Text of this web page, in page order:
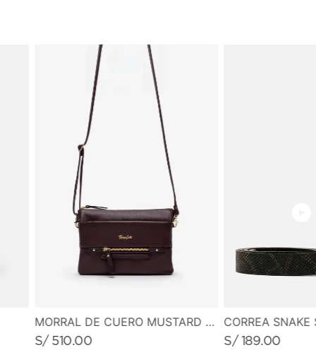
• Logotipo de marca metálico
• 1 asa extensible y ajustable en cuero
MEDIDAS
• Alto: 19.0 cm
• Ancho: 21.0 cm
• Profundidad: 5.0 cm
MORRAL DE CUERO MUSTARD MUSE
S/ 510.00
CORREA SNAKE
S/ 189.00